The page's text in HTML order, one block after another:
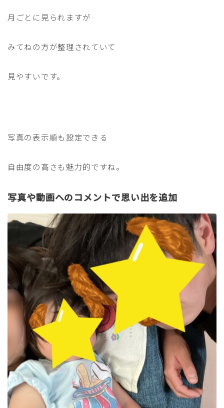
月ごとに見られますが
みてねの方が整理されていて
見やすいです。
写真の表示順も設定できる
自由度の高さも魅力的ですね。
写真や動画へのコメントで思い出を追加